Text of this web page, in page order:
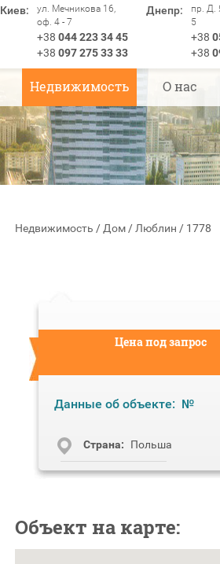
Киев:
ул. Мечникова 16,
оф. 4 - 7
+38 044 223 34 45
+38 097 275 33 33
Днепр:
пр. Д.
5
+38
+38
Недвижимость О нас
Недвижимость / Дом / Люблин / 1778
Цена под запрос
Данные об объекте: №
Cтрана: Польша
Объект на карте: